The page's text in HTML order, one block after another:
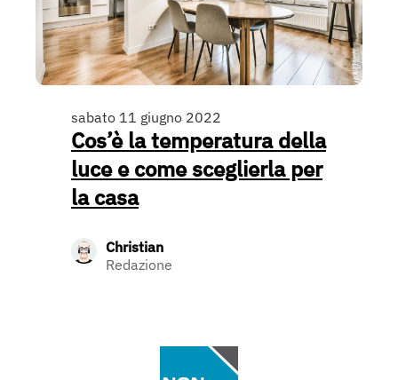
sabato 11 giugno 2022
Cos’è la temperatura della
luce e come sceglierla per
la casa
Christian
Redazione